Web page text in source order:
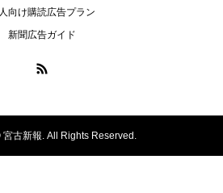
向け購読広告プラン
新聞広告ガイド
宮古新報. All Rights Reserved.